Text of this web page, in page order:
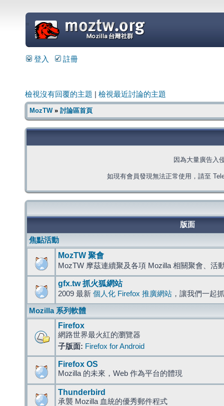
=
登入 註冊
檢視沒有回覆的主題 檢視最近討論的主題
MozTW» 討論區首頁
因為大量廣告入
如現有會員發現無法正常使用，請至
版面
焦點活動
MozTW 聚會
MozTW 摩茲連續聚及各項 Mozilla 相關聚會、活
gfx.tw 抓火狐網站
2009 最新 個人化 Firefox 推廣網站 ，讓我們一起
Mozilla 系列軟體
Firefox
網路世界最火紅的瀏覽器
子版面: Firefox for Android
Firefox OS
Mozilla 的未來，Web 作為平台的體現
Thunderbird
承襲 Mozilla 血統的優秀郵件程式